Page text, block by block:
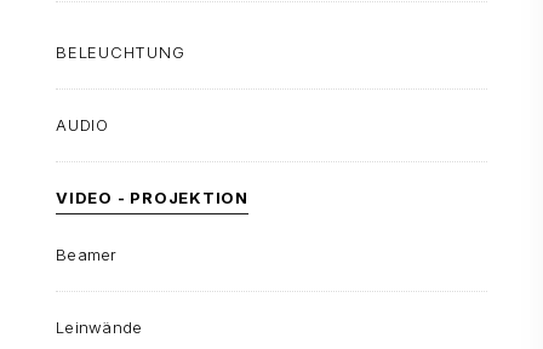
BELEUCHTUNG
AUDIO
VIDEO - PROJEKTION
Beamer
Leinwände